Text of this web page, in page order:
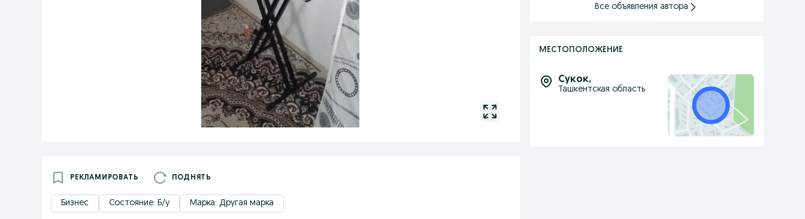
РЕКЛАМИРОВАТЬ ПОДНЯТЬ
Бизнес Состояние: Б/у Марка: Другая марка
Все объявления автора
МЕСТОПОЛОЖЕНИЕ
Cукок,
Ташкентская область